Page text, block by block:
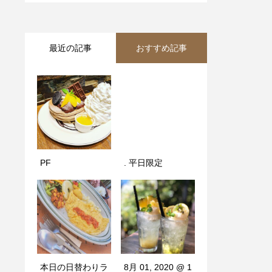
最近の記事 おすすめ記事
PF . 平日限定️
本日の日替わりラ 8月 01, 2020 @ 1
. 平日限定️
テイクアウト
も随時承っており
ます‍♀